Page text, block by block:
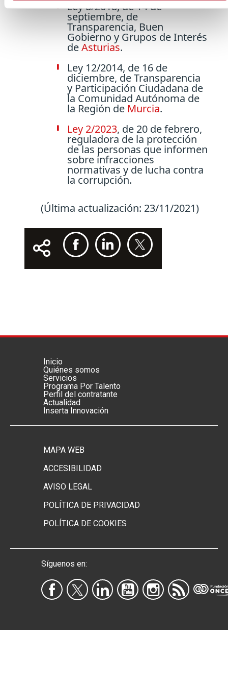
Ley 8/2018, de 14 de
septiembre, de
Transparencia, Buen
Gobierno y Grupos de Interés
deAsturias.
Ley 12/2014, de 16 de
diciembre, de Transparencia
y Participación Ciudadana de
la Comunidad Autónoma de
la Región de Murcia.
Ley 2/2023, de 20 de febrero,
reguladora de la protección
de las personas que informen
sobre infracciones
normativas y de lucha contra
la corrupción.
(Última actualización: 23/11/2021)
Menú footer principal
Inicio
Quiénes somos
Servicios
Programa Por Talento
Perfil del contratante
Actualidad
Inserta Innovación
Menú footer secundario
MAPA WEB
ACCESIBILIDAD
AVISO LEGAL
POLÍTICA DE PRIVACIDAD
POLÍTICA DE COOKIES
Síguenos en: